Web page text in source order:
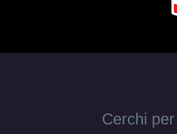
Cerchi